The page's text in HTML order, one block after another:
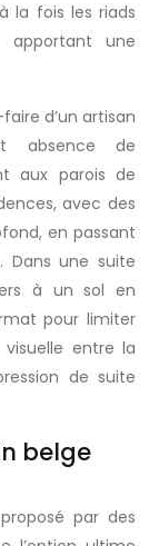
la fois les riads
apportant une
d’un artisan
absence de
aux parois de
avec des
en passant
Dans une suite
à un sol en
pour limiter
visuelle entre la
de suite
belge
par des